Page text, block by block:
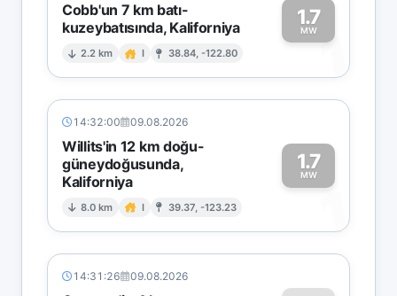
Cobb'un 7 km batı-
kuzeybatısında, Kaliforniya
2.2 km I 38.84, -122.80
1.7
MW1
14:32:00 09.08.2026
Willits'in 12 km doğu-
güneydoğusunda,
Kaliforniya
8.0 km I 39.37, -123.23
1.7
MW
1
14:31:26 09.08.2026